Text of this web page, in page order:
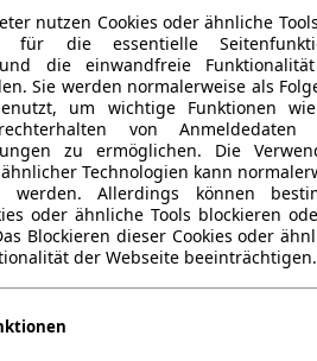
nutzen Cookies oder ähnliche
für die essentielle
die einwandfreie
Sie werden normalerweise als
um wichtige Funktionen
von Anmeldedaten
zu ermöglichen. Die
Technologien kann
werden. Allerdings können
oder ähnliche Tools blockieren
Blockieren dieser Cookies oder
der Webseite beeinträchtigen.